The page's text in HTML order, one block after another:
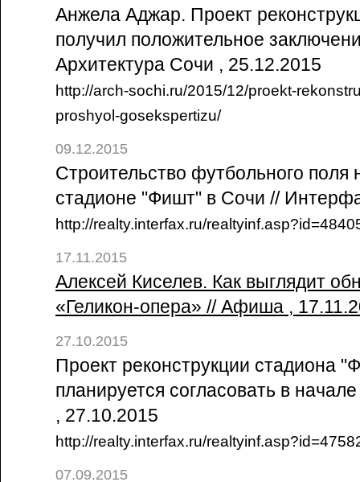
Анжела Аджар. Проект
получил положительное
Архитектура Сочи , 25.12.2015
http://arch-sochi.ru/2015/12/proekt-
proshyol-gosekspertizu/
09.12.2015
Строительство футбольного поля
стадионе "Фишт" в Сочи //
http://realty.interfax.ru/
17.11.2015
Алексей Киселев. Как выглядит
«Геликон-опера» // Афиша ,
27.10.2015
Проект реконструкции стадиона
планируется согласовать в
, 27.10.2015
http://realty.interfax.ru/
07.09.2015